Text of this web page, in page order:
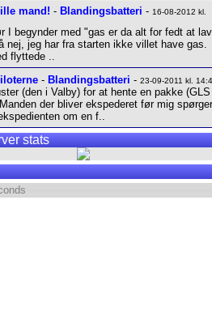
mand! - Blandingsbatteri - 16-08-2012 kl.
I begynder med "gas er da alt for fedt at
nej, jeg har fra starten ikke villet have gas.
flyttede ..
-Blandingsbatteri -23-09-2011 kl.
(den i Valby) for at hente en pakke (GLS
der bliver ekspederet før mig
om en f..
stats